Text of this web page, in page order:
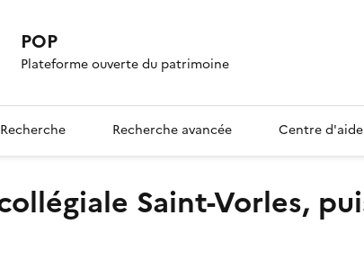
POP
Plateforme ouverte du patrimoine
Recherche Recherche avancée Centre d'aide